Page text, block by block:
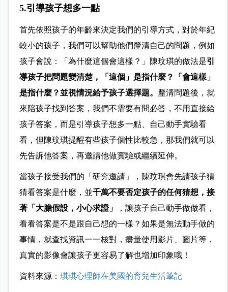
5.引導孩子想多一點
首先依照孩子的年齡來決定我們的引導方式，對於年紀
較小的孩子，我們可以幫助他們釐清自己的問題，例如
孩子會說：「為什麼這個會這樣？」陳玟琪的做法是引
導孩子把問題變清楚，「這個」是指什麼？「會這樣」
是指什麼？並視情況給予孩子選擇題。 釐清問題後，就
來陪孩子找到答案，我們不需要有問必答，不用直接給
孩子答案，而是引導孩子想多一點、自己動手實驗看
看，但陳玟琪提醒有些孩子個性比較急，那我們就可以
先告訴他答案，再邀請他做實驗或繼續延伸。
當孩子接受我們的「研究邀請」，陳玟琪會先請孩子猜
猜看答案是什麼，並千萬不要否定孩子的任何猜想，接
著「大膽假設，小心求證」
，讓孩子自己動手做做看，
看看答案是不是跟自己想的一樣？如果是無法動手做的
事情，就查找資訊一一核對，盡量使用影片、圖片等，
真實的影像會讓孩子更容易了解也增加印象哦！
資料來源： 琪琪心理師在美國的育兒生活筆記